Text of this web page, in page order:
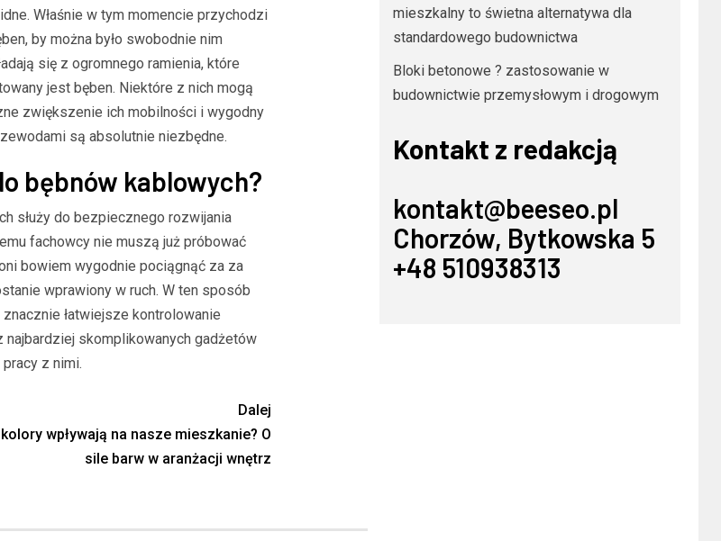
Właśnie w tym momencie przychodzi
by można było swobodnie nim
się z ogromnego ramienia, które
jest bęben. Niektóre z nich mogą
zwiększenie ich mobilności i wygodny
są absolutnie niezbędne.
bębnów kablowych?
służy do bezpiecznego rozwijania
fachowcy nie muszą już próbować
bowiem wygodnie pociągnąć za za
wprawiony w ruch. W ten sposób
łatwiejsze kontrolowanie
skomplikowanych gadżetów
z nimi.
Dalej
wpływają na nasze mieszkanie? O
sile barw w aranżacji wnętrz
mieszkalny to świetna alternatywa dla
standardowego budownictwa
Bloki betonowe ? zastosowanie w
budownictwie przemysłowym i drogowym
Kontakt z redakcją
kontakt@beeseo.pl
Chorzów, Bytkowska 5
+48 510938313